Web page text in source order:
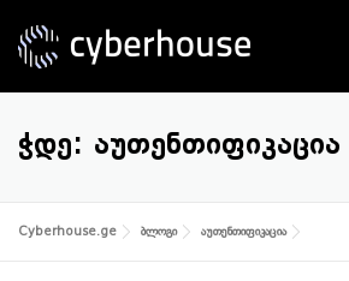
content
SERVICES ABOUT US
ᲭᲓᲔ: ᲐᲣᲗᲔᲜᲗᲘᲤᲘᲙᲐᲪᲘᲐ
Cyberhouse.ge ბლოგი აუთენთიფიკაცია